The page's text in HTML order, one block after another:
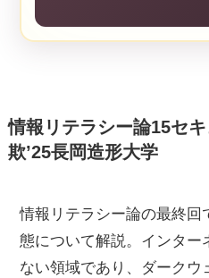
情報リテラシー論15セ
欺’25長岡造形大学
情報リテラシー論の最終回
態について解説。インター
ない領域であり、ダークウ